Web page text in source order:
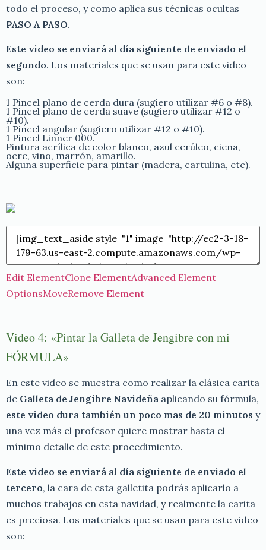
todo el proceso, y como aplica sus técnicas ocultas
PASO A PASO.
Este video se enviará al día siguiente de enviado el
segundo. Los materiales que se usan para este video
son:
1 Pincel plano de cerda dura (sugiero utilizar #6 o #8).
1 Pincel plano de cerda suave (sugiero utilizar #12 o
#10).
1 Pincel angular (sugiero utilizar #12 o #10).
1 Pincel Linner 000.
Pintura acrílica de color blanco, azul cerúleo, ciena,
ocre, vino, marrón, amarillo.
Alguna superficie para pintar (madera, cartulina, etc).
Edit ElementClone ElementAdvanced Element
OptionsMoveRemove Element
Video 4: «Pintar la Galleta de Jengibre con mi
FÓRMULA»
En este video se muestra como realizar la clásica carita
de Galleta de Jengibre Navideña aplicando su fórmula,
este video dura también un poco mas de 20 minutos y
una vez más el profesor quiere mostrar hasta el
mínimo detalle de este procedimiento.
Este video se enviará al día siguiente de enviado el
tercero, la cara de esta galletita podrás aplicarlo a
muchos trabajos en esta navidad, y realmente la carita
es preciosa. Los materiales que se usan para este video
son: